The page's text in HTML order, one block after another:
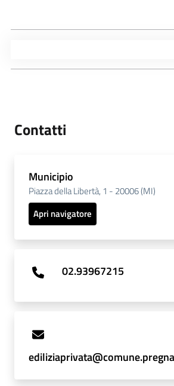
Contatti
Municipio
Piazza della Libertà, 1 - 20006 (MI)
Apri navigatore
02.93967215